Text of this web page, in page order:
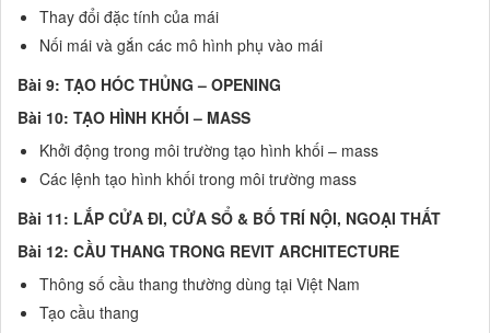
Thay đổi đặc tính của mái
Nối mái và gắn các mô hình phụ vào mái
Bài 9: TẠO HÓC THỦNG – OPENING
Bài 10: TẠO HÌNH KHỐI – MASS
Khởi động trong môi trường tạo hình khối – mass
Các lệnh tạo hình khối trong môi trường mass
Bài 11: LẮP CỬA ĐI, CỬA SỔ & BỐ TRÍ NỘI, NGOẠI THẤT
Bài 12: CẦU THANG TRONG REVIT ARCHITECTURE
Thông số cầu thang thường dùng tại Việt Nam
Tạo cầu thang